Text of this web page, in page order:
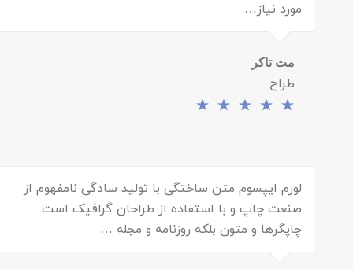
مورد نیاز…
مت تاکر
طراح
لورم ایپسوم متن ساختگی با تولید سادگی نامفهوم از
صنعت چاپ و با استفاده از طراحان گرافیک است.
چاپگرها و متون بلکه روزنامه و مجله …